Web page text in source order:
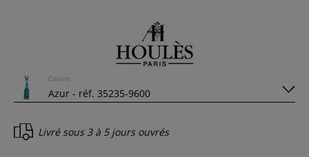
Coloris
Livré sous 3 à 5 jours ouvrés